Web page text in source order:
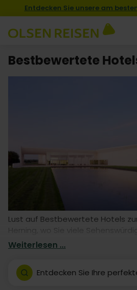
Entdecken Sie unsere am
Bestbewertete
Lust auf Bestbewertete Hotels
Herning, wo Sie viele
können? Buchen Sie einen
Ihnen garantiert eine
mit eigener Anreise.
Weiterlesen ...
Entdecken Sie Ihre